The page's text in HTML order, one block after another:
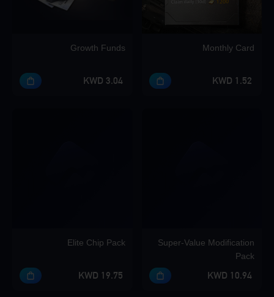
Monthly Card
1.52 KWD
Super-Value Modification
Pack
10.94 KWD
Growth Funds
3.04 KWD
Elite Chip Pack
19.75 KWD